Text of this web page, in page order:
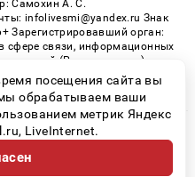
Самохин А. С.
infolivesmi@yandex.ru Знак
Зарегистрировавший орган:
сфере связи, информационных
(Роскомнадзор)
ФС 77 - 82538 от 21.01.2022
защищены
сайта 16+
посещения сайта вы
обрабатываем ваши
метрик Яндекс
LiveInternet.